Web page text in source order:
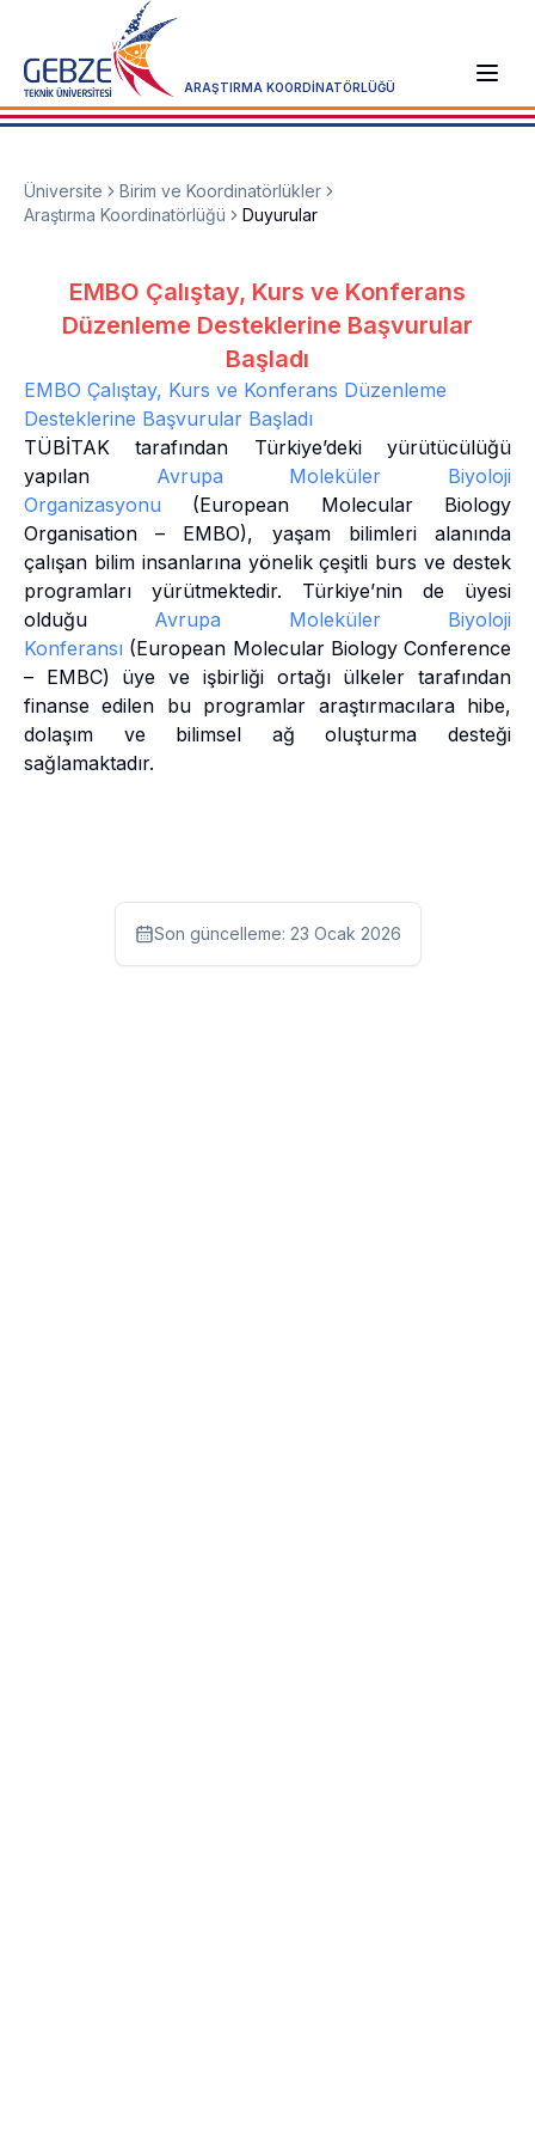
ARAŞTIRMA KOORDİNATÖRLÜĞÜ
Üniversite
Birim ve Koordinatörlükler
Araştırma Koordinatörlüğü
Duyurular
EMBO Çalıştay, Kurs ve Konferans
Düzenleme Desteklerine Başvurular
Başladı
EMBO Çalıştay, Kurs ve Konferans Düzenleme
Desteklerine Başvurular Başladı
TÜBİTAK tarafından Türkiye’deki yürütücülüğü
yapılan Avrupa Moleküler Biyoloji
Organizasyonu (European Molecular Biology
Organisation – EMBO), yaşam bilimleri alanında
çalışan bilim insanlarına yönelik çeşitli burs ve destek
programları yürütmektedir. Türkiye’nin de üyesi
olduğu Avrupa Moleküler Biyoloji
Konferansı (European Molecular Biology Conference
– EMBC) üye ve işbirliği ortağı ülkeler tarafından
finanse edilen bu programlar araştırmacılara hibe,
dolaşım ve bilimsel ağ oluşturma desteği
sağlamaktadır.
Son güncelleme: 23 Ocak 2026